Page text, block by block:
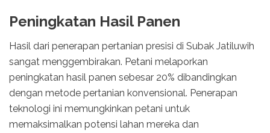
Peningkatan Hasil Panen
Hasil dari penerapan pertanian presisi di Subak Jatiluwih
sangat menggembirakan. Petani melaporkan
peningkatan hasil panen sebesar 20% dibandingkan
dengan metode pertanian konvensional. Penerapan
teknologi ini memungkinkan petani untuk
memaksimalkan potensi lahan mereka dan